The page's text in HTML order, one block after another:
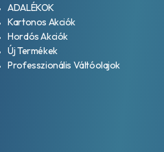
ADALÉKOK
Kartonos Akciók
Hordós Akciók
Új Termékek
Professzionális Váltóolajok